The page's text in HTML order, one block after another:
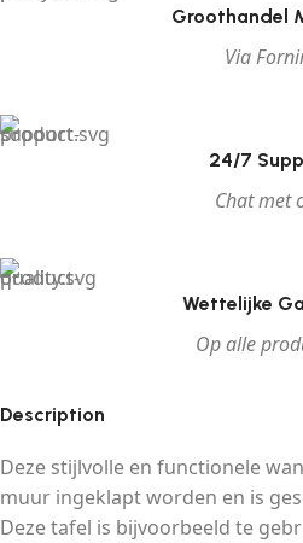
Groothandel
Via
24/7
Chat met
Wettelijke
Op alle
Description
Deze stijlvolle en functionele
muur ingeklapt worden en is
Deze tafel is bijvoorbeeld te